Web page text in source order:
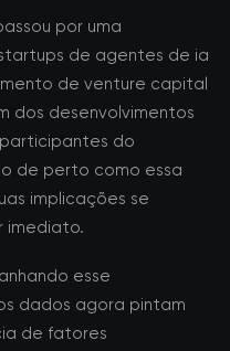
por uma
de agentes de ia
de venture capital
dos desenvolvimentos
do
de perto como essa
implicações se
imediato.
esse
dados agora pintam
de fatores